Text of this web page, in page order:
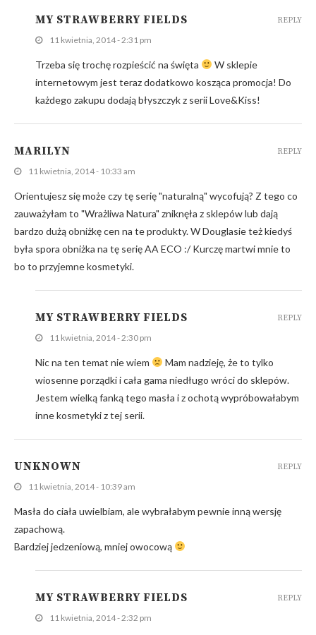
MY STRAWBERRY FIELDS
11 kwietnia, 2014 - 2:31 pm
Trzeba się trochę rozpieścić na święta
W sklepie
internetowym jest teraz dodatkowo kosząca promocja! Do
każdego zakupu dodają błyszczyk z serii Love&Kiss!
REPLY
MARILYN
11 kwietnia, 2014 - 10:33 am
Orientujesz się może czy tę serię "naturalną" wycofują? Z tego co
zauważyłam to "Wrażliwa Natura" zniknęła z sklepów lub dają
bardzo dużą obniżkę cen na te produkty. W Douglasie też kiedyś
była spora obniżka na tę serię AA ECO :/ Kurczę martwi mnie to
bo to przyjemne kosmetyki.
REPLY
MY STRAWBERRY FIELDS
11 kwietnia, 2014 - 2:30 pm
Nic na ten temat nie wiem
Mam nadzieję, że to tylko
wiosenne porządki i cała gama niedługo wróci do sklepów.
Jestem wielką fanką tego masła i z ochotą wypróbowałabym
inne kosmetyki z tej serii.
REPLY
UNKNOWN
11 kwietnia, 2014 - 10:39 am
Masła do ciała uwielbiam, ale wybrałabym pewnie inną wersję
zapachową.
Bardziej jedzeniową, mniej owocową
REPLY
MY STRAWBERRY FIELDS
11 kwietnia, 2014 - 2:32 pm
REPLY